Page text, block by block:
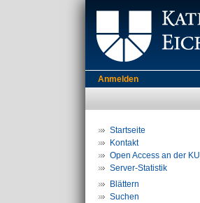
Anmelden
Startseite
Kontakt
Open Access an der KU
Server-Statistik
Blättern
Suchen